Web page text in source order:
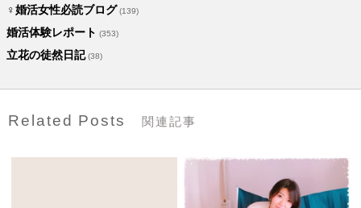
♀婚活女性必読ブログ (139)
婚活体験レポート (353)
立花の徒然日記(38)
Related Posts 関連記事